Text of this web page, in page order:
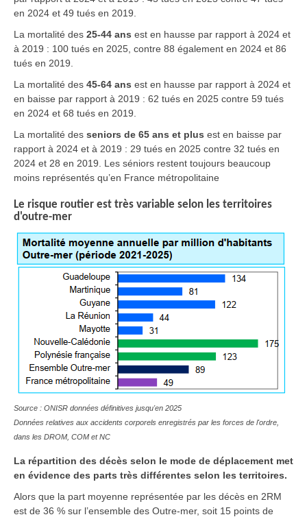
en 2024 et 49 tués en 2019.
La mortalité des 25-44 ans est en hausse par rapport à 2024 et
à 2019 : 100 tués en 2025, contre 88 également en 2024 et 86
tués en 2019.
La mortalité des 45-64 ans est en hausse par rapport à 2024 et
en baisse par rapport à 2019 : 62 tués en 2025 contre 59 tués
en 2024 et 68 tués en 2019.
La mortalité des seniors de 65 ans et plus est en baisse par
rapport à 2024 et à 2019 : 29 tués en 2025 contre 32 tués en
2024 et 28 en 2019. Les séniors restent toujours beaucoup
moins représentés qu’en France métropolitaine
Le risque routier est très variable selon les territoires
d'outre-mer
Source : ONISR données définitives jusqu'en 2025
Données relatives aux accidents corporels enregistrés par les forces de l'ordre,
dans les DROM, COM et NC
La répartition des décès selon le mode de déplacement met
en évidence des parts très différentes selon les territoires.
Alors que la part moyenne représentée par les décès en 2RM
est de 36 % sur l’ensemble des Outre-mer, soit 15 points de